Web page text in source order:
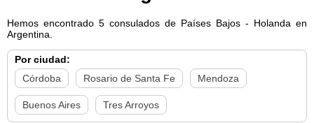
Hemos encontrado 5 consulados de Países Bajos - Holanda en
Argentina.
Por ciudad:
Córdoba
Rosario de Santa Fe Mendoza
Buenos Aires Tres Arroyos